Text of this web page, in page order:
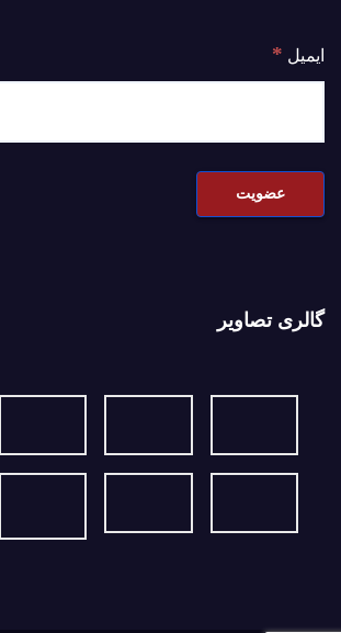
ایمیل *
گالری تصاویر